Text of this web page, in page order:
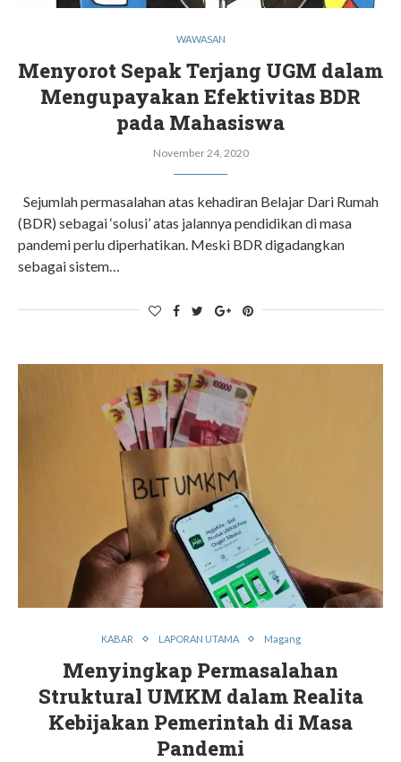
WAWASAN
Menyorot Sepak Terjang UGM dalam
Mengupayakan Efektivitas BDR
pada Mahasiswa
November 24, 2020
Sejumlah permasalahan atas kehadiran Belajar Dari Rumah
(BDR) sebagai ‘solusi’ atas jalannya pendidikan di masa
pandemi perlu diperhatikan. Meski BDR digadangkan
sebagai sistem…
KABAR LAPORAN UTAMA Magang
Menyingkap Permasalahan
Struktural UMKM dalam Realita
Kebijakan Pemerintah di Masa
Pandemi